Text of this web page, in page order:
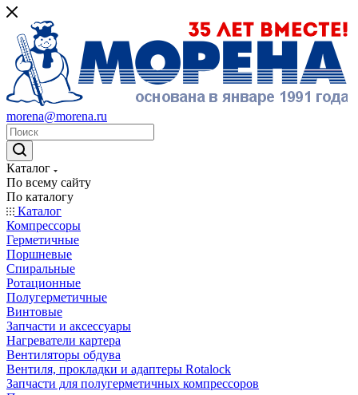
morena@morena.ru
Каталог
По всему сайту
По каталогу
Каталог
Компрессоры
Герметичные
Поршневые
Спиральные
Ротационные
Полугерметичные
Винтовые
Запчасти и аксессуары
Нагреватели картера
Вентиляторы обдува
Вентиля, прокладки и адаптеры Rotalock
Запчасти для полугерметичных компрессоров